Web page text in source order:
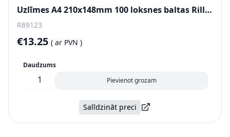
Uzlīmes A4 210x148mm 100 loksnes baltas Rillprint
R89123
€13.25 ( ar PVN )
Daudzums
Pievienot grozam
Salīdzināt preci